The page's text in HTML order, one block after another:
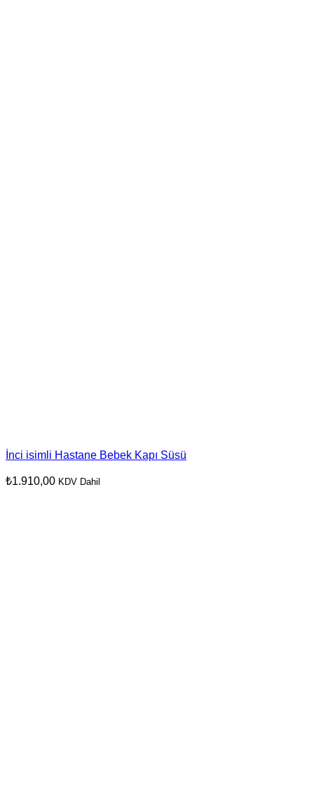
İnci isimli Hastane Bebek Kapı Süsü
₺1.910,00 KDV Dahil